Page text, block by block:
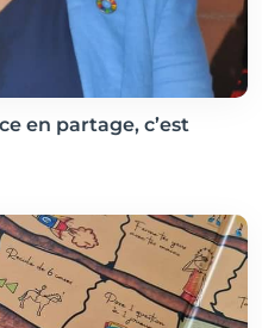
en partage, c’est